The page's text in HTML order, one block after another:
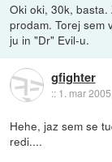
Oki oki, 30k,
prodam. Torej sem
ju in "Dr" Evil-u.
gfighter
:: 1. mar
Hehe, jaz sem se
redi....